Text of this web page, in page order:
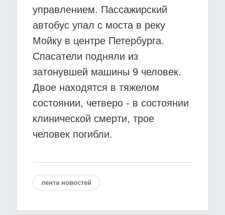
управлением. Пассажирский
автобус упал с моста в реку
Мойку в центре Петербурга.
Спасатели подняли из
затонувшей машины 9 человек.
Двое находятся в тяжелом
состоянии, четверо - в состоянии
клинической смерти, трое
человек погибли.
лента новостей